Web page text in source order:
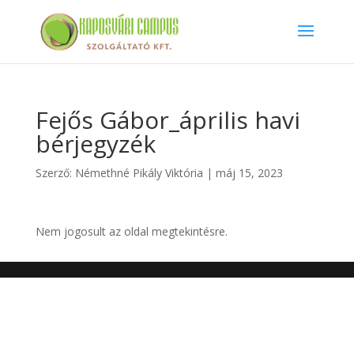
Fejős Gábor_április havi
bérjegyzék
Szerző: Némethné Pikály Viktória | máj 15, 2023
Nem jogosult az oldal megtekintésre.